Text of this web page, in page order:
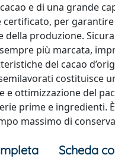
e di una grande
certificato, per
produzione.
più marcata,
del cacao
costituisce
e ottimizzazione del
prime e
massimo di
Scheda